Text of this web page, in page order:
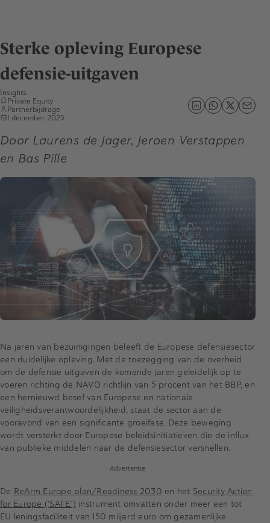
Sterke opleving Europese
defensie-uitgaven
Insights
Private Equity
Partnerbijdrage
1 december 2025
Door Laurens de Jager, Jeroen Verstappen
en Bas Pille
Na jaren van bezuinigingen beleeft de Europese defensiesector
een duidelijke opleving. Met de toezegging van de overheid
om de defensie uitgaven de komende jaren geleidelijk op te
voeren richting de NAVO richtlijn van 5 procent van het BBP, en
een hernieuwd besef van Europese en nationale
veiligheidsverantwoordelijkheid, staat de sector aan de
vooravond van een significante groeifase. Deze beweging
wordt versterkt door Europese beleidsinitiatieven die de influx
van publieke middelen naar de defensiesector versnellen.
Advertentie
De ReArm Europe plan/Readiness 2030 en het Security Action
for Europe (‘SAFE’) instrument omvatten onder meer een tot
EU leningsfaciliteit van 150 miljard euro om gezamenlijke